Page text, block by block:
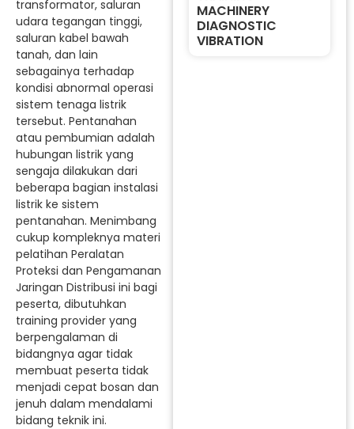
transformator, saluran
udara tegangan tinggi,
saluran kabel bawah
tanah, dan lain
sebagainya terhadap
kondisi abnormal operasi
sistem tenaga listrik
tersebut. Pentanahan
atau pembumian adalah
hubungan listrik yang
sengaja dilakukan dari
beberapa bagian instalasi
listrik ke sistem
pentanahan. Menimbang
cukup kompleknya materi
pelatihan Peralatan
Proteksi dan Pengamanan
Jaringan Distribusi ini bagi
peserta, dibutuhkan
training provider yang
berpengalaman di
bidangnya agar tidak
membuat peserta tidak
menjadi cepat bosan dan
jenuh dalam mendalami
bidang teknik ini.
MACHINERY
DIAGNOSTIC
VIBRATION